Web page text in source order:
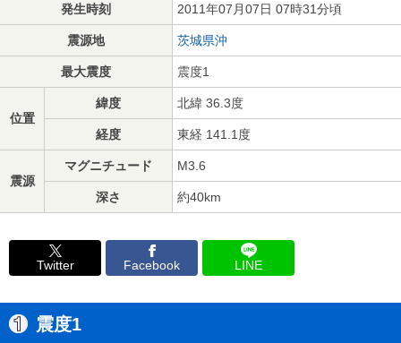
発生時刻 2011年07月07日 07時31分頃
震源地 茨城県沖
最大震度 震度1
位置
緯度 北緯 36.3度
経度 東経 141.1度
震源
マグニチュード M3.6
深さ 約40km
Twitter Facebook LINE
震度1